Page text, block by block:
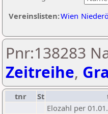
Vereinslisten:Wien
Pnr:138283
Zeitreihe,
tnr St
Elozahl per